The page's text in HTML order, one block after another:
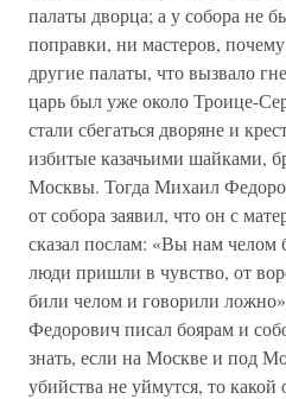
палаты дворца; а у собора не
поправки, ни мастеров,
другие палаты, что вызвало
царь был уже около Троице-
стали сбегаться дворяне и
избитые казачьими шайками,
Москвы. Тогда Михаил
от собора заявил, что он с
сказал послам: «Вы нам челом
люди пришли в чувство, от
били челом и говорили
Федорович писал боярам и
знать, если на Москве и под
убийства не уймутся, то какой